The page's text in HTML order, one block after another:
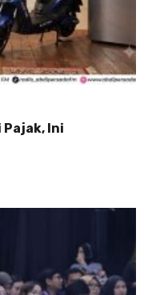
Ini